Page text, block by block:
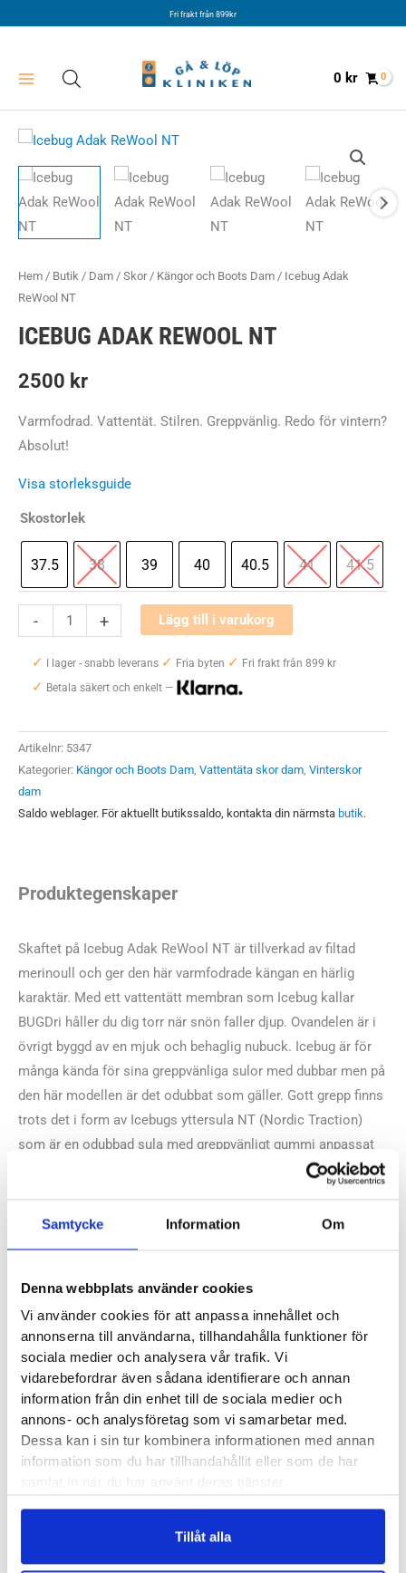
Samtycke Information Om
Denna webbplats använder cookies
Vi använder cookies för att anpassa innehållet och
annonserna till användarna, tillhandahålla funktioner för
sociala medier och analysera vår trafik. Vi
vidarebefordrar även sådana identifierare och annan
information från din enhet till de sociala medier och
annons- och analysföretag som vi samarbetar med.
Dessa kan i sin tur kombinera informationen med annan
information som du har tillhandahållit eller som de har
samlat in när du har använt deras tjänster.
Tillåt alla
Fri frakt från 899kr
0 kr
Hem / Butik / Dam / Skor/ Kängor och Boots Dam / Icebug Adak
ReWool NT
ICEBUG ADAK REWOOL NT
2500 kr
Varmfodrad. Vattentät. Stilren. Greppvänlig. Redo för vintern?
Absolut!
Visa storleksguide
Skostorlek
37.5 38 39 40 40.5 41 41.5
-
Adak
ReWool
NT
+ Lägg till i varukorg
✓ I lager - snabb leverans ✓ Fria byten ✓ Fri frakt från 899 kr
✓ Betala säkert och enkelt —
Artikelnr: 5347
Kategorier: Kängor och Boots Dam, Vattentäta skor dam, Vinterskor
dam
Saldo weblager. För aktuellt butikssaldo, kontakta din närmsta butik.
Produktegenskaper
Skaftet på Icebug Adak ReWool NT är tillverkad av filtad
merinoull och ger den här varmfodrade kängan en härlig
karaktär. Med ett vattentätt membran som Icebug kallar
BUGDri håller du dig torr när snön faller djup. Ovandelen är i
övrigt byggd av en mjuk och behaglig nubuck. Icebug är för
många kända för sina greppvänliga sulor med dubbar men på
den här modellen är det odubbat som gäller. Gott grepp finns
trots det i form av Icebugs yttersula NT (Nordic Traction)
som är en odubbad sula med greppvänligt gummi anpassat
vardags. En riktig vinterfavorit!
Läst:Normal, bred
Material:Vattentätt membran (BUGDri), läder och skaft
i filtad merinoull.
Icebugs artikelnummer: F0430001
Örnsköldsvik
Recensioner